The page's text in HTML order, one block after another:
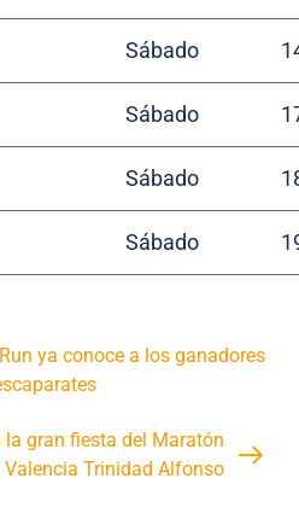
Sábado
Sábado
Sábado
Sábado
ya conoce a los ganadores
gran fiesta del Maratón
Valencia Trinidad Alfonso